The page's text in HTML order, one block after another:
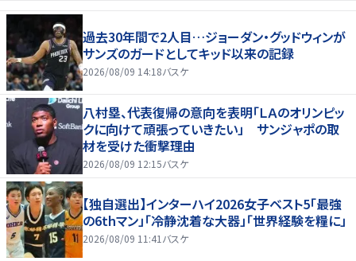
過去30年間で2人目…ジョーダン・グッドウィンが
サンズのガードとしてキッド以来の記録
2026/08/09 14:18バスケ
八村塁、代表復帰の意向を表明「ＬＡのオリンピッ
クに向けて頑張っていきたい」 サンジャポの取
材を受けた衝撃理由
2026/08/09 12:15バスケ
【独自選出】インターハイ2026女子ベスト5「最強
の6thマン」「冷静沈着な大器」「世界経験を糧に」
2026/08/09 11:41 バスケ